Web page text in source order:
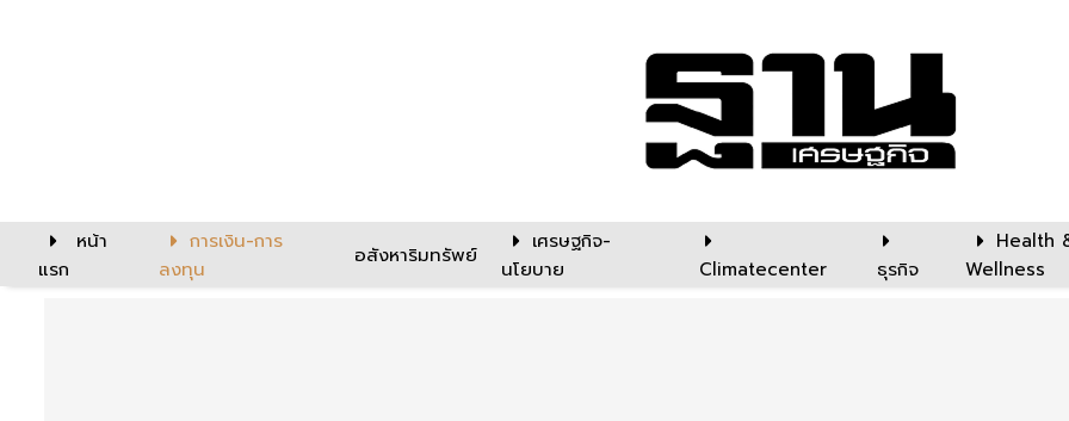
หน้า
แรก
การเงิน-การ
ลงทุน
อสังหาริมทรัพย์
เศรษฐกิจ-
นโยบาย
Climatecenter ธุรกิจ
Health
Wellness